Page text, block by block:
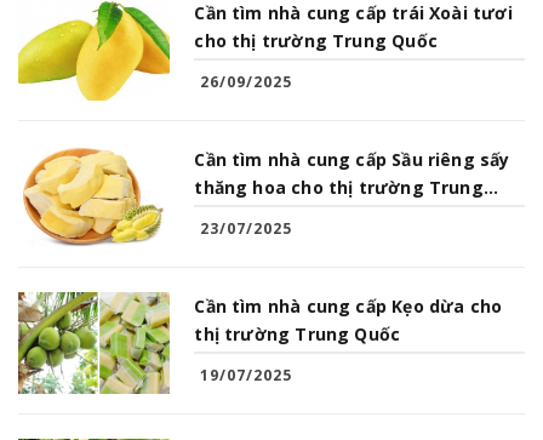
Cần tìm nhà cung cấp trái Xoài tươi
cho thị trường Trung Quốc
26/09/2025
Cần tìm nhà cung cấp Sầu riêng sấy
thăng hoa cho thị trường Trung
23/07/2025
Cần tìm nhà cung cấp Kẹo dừa cho
thị trường Trung Quốc
19/07/2025